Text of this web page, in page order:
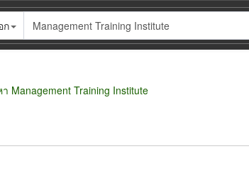
ก
Management Training Institute